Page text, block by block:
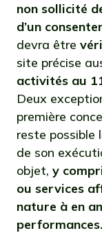
non sollicité
d’un
devra être
site précise
activités au
Deux
première
reste possible
de son
objet, y
ou services
nature à en
performances.